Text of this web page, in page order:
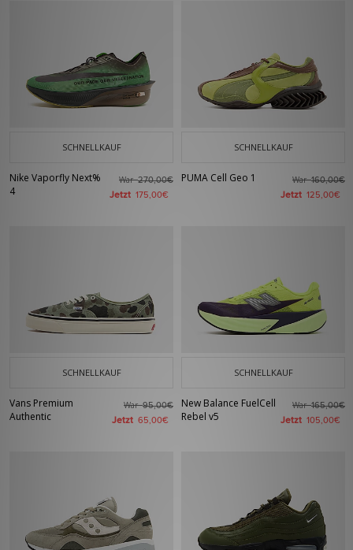
SCHNELLKAUF
Nike Vaporfly Next%
4
War270,00€
Jetzt 175,00€
SCHNELLKAUF
PUMA Cell Geo 1 War160,00€
Jetzt 125,00€
SCHNELLKAUF
Vans Premium
Authentic
War95,00€
Jetzt 65,00€
SCHNELLKAUF
New Balance FuelCell
Rebel v5
War165,00€
Jetzt 105,00€